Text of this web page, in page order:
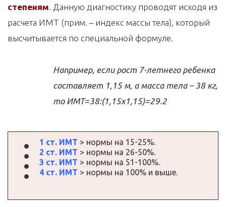
степеням . Данную диагностику проводят исходя из
расчета ИМТ (прим. – индекс массы тела), который
высчитывается по специальной формуле.
Например, если рост 7-летнего ребенка
составляет 1,15 м, а масса тела – 38 кг,
то ИМТ=38:(1,15х1,15)=29.2
1 ст. ИМТ > нормы на 15-25%.
2 ст. ИМТ > нормы на 26-50%.
3 ст. ИМТ > нормы на 51-100%.
4 ст. ИМТ > нормы на 100% и выше.